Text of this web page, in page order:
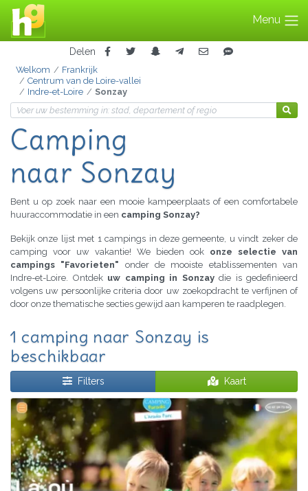
Menu
Delen
Welkom
Frankrijk
Centrum van de Loire-vallei
Indre-et-Loire
Sonzay
Camping
naar Sonzay
Bent u op zoek naar een mooie kampeerplaats of een comfortabele
huuraccommodatie in een camping Sonzay?
Bekijk onze lijst met 1 campings in deze gemeente, u vindt zeker de
camping voor uw vakantie! We bieden ook onze selectie van
campings "Favorieten" onder de mooiste etablissementen van
Indre-et-Loire. Ontdek uw camping in Sonzaydie is gedefinieerd
volgens uw persoonlijke criteria door uw zoekopdracht te verfijnen of
door onze thematische secties gewijd aan kamperen te raadplegen.
1 camping naar Sonzay is
beschikbaar
Filters Kaart